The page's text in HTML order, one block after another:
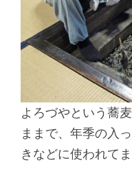
よろづやという蕎
ままで、年季の入
きなどに使われて